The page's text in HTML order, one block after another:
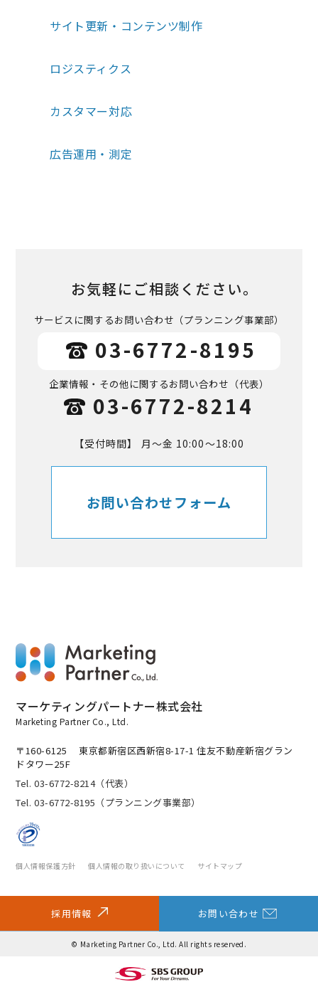
サイト更新・コンテンツ制作
ロジスティクス
カスタマー対応
広告運用・測定
お気軽にご相談ください。
サービスに関するお問い合わせ （プランニング事業部）
03-6772-8195
企業情報・その他に関するお問い合わせ （代表）
03-6772-8214
【受付時間】 月～金 10:00～18:00
お問い合わせフォーム
マーケティングパートナー株式会社
Marketing Partner Co., Ltd.
〒160-6125
東京都新宿区西新宿8-17-1 住友不動産新宿グラン
ドタワー25F
Tel. 03-6772-8214（代表）
Tel. 03-6772-8195（プランニング事業部）
個人情報保護方針 個人情報の取り扱いについて サイトマップ
採用情報 お問い合わせ
© Marketing Partner Co., Ltd. All rights reserved.